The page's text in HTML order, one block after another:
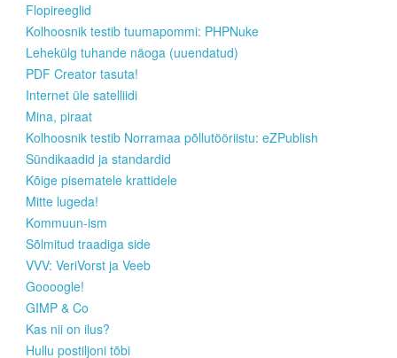
Flopireeglid
Kolhoosnik testib tuumapommi: PHPNuke
Lehekülg tuhande näoga (uuendatud)
PDF Creator tasuta!
Internet üle satelliidi
Mina, piraat
Kolhoosnik testib Norramaa põllutööriistu: eZPublish
Sündikaadid ja standardid
Kõige pisematele krattidele
Mitte lugeda!
Kommuun-ism
Sõlmitud traadiga side
VVV: VeriVorst ja Veeb
Goooogle!
GIMP & Co
Kas nii on ilus?
Hullu postiljoni tõbi